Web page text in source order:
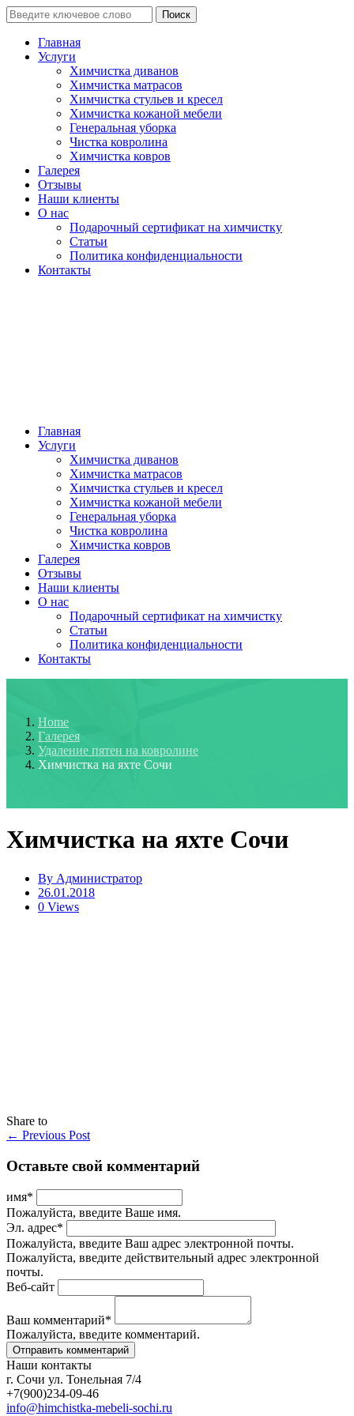
Поиск
Главная
Услуги
Химчистка диванов
Химчистка матрасов
Химчистка стульев и кресел
Химчистка кожаной мебели
Генеральная уборка
Чистка ковролина
Химчистка ковров
Галерея
Отзывы
Наши клиенты
О нас
Подарочный сертификат на химчистку
Статьи
Политика конфиденциальности
Контакты
Главная
Услуги
Химчистка диванов
Химчистка матрасов
Химчистка стульев и кресел
Химчистка кожаной мебели
Генеральная уборка
Чистка ковролина
Химчистка ковров
Галерея
Отзывы
Наши клиенты
О нас
Подарочный сертификат на химчистку
Статьи
Политика конфиденциальности
Контакты
Home
Галерея
Удаление пятен на ковролине
Химчистка на яхте Сочи
Химчистка на яхте Сочи
By Администратор
26.01.2018
0 Views
Share to
← Previous Post
Оставьте свой комментарий
имя*
Пожалуйста, введите Ваше имя.
Эл. адрес*
Пожалуйста, введите Ваш адрес электронной почты.
Пожалуйста, введите действительный адрес электронной
почты.
Веб-сайт
Ваш комментарий*
Пожалуйста, введите комментарий.
Наши контакты
г. Сочи ул. Тонельная 7/4
+7(900)234-09-46
info@himchistka-mebeli-sochi.ru